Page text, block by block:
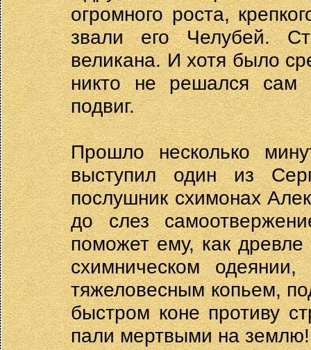
огромного роста,
звали его Челубей.
великана. И хотя было
никто не решался сам
подвиг.
Прошло несколько
выступил один из
послушник схимонах
до слез
поможет ему, как
схимническом
тяжеловесным копьем,
быстром коне противу
пали мертвыми на землю!